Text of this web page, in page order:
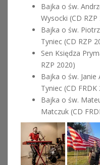
Bajka o św.
Wysocki (CD RZP
Bajka o św.
Tyniec (CD RZP
Sen Księdza
RZP 2020)
Bajka o św.
Tyniec (CD FRDK
Bajka o św.
Matczuk (CD